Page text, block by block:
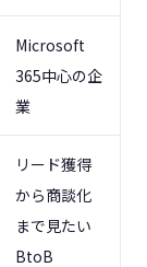
Microsoft
365中心の企
業
リード獲得
から商談化
まで見たい
BtoB